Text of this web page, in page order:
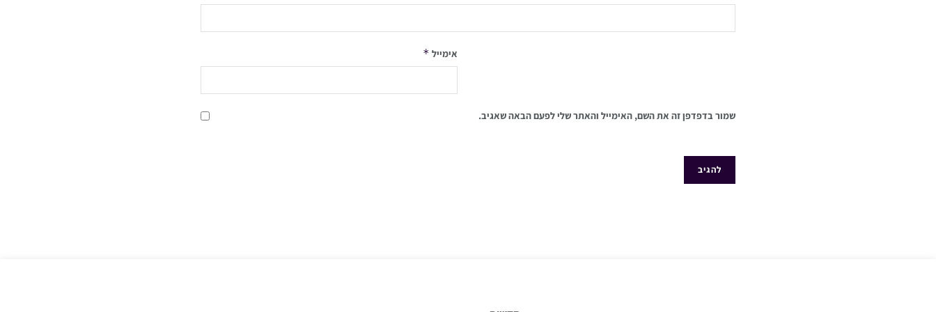
אימייל *
שמור בדפדפן זה את השם, האימייל והאתר שלי לפעם הבאה שאגיב.